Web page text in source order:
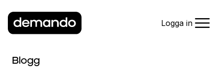
Logga in
Blogg